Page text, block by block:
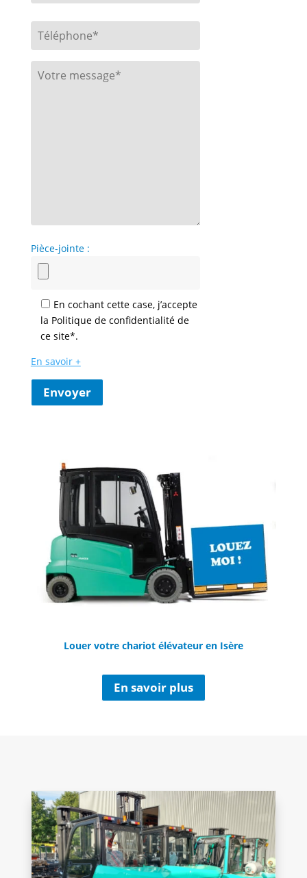
Pièce-jointe :
En cochant cette case, j’accepte
la Politique de confidentialité de
ce site*.
En savoir +
Envoyer
Louer votre chariot élévateur en Isère
En savoir plus